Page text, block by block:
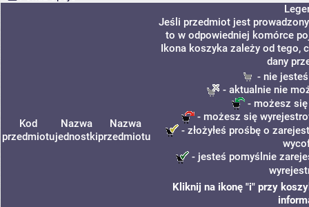
Kod
przedmiotu
Nazwa
jednostki
Nazwa
przedmiotu
Jeśli przedmiot jest
to w odpowiedniej komórce
Ikona koszyka zależy od tego,
dany
- nie
- aktualnie nie
- możesz
- możesz się
- złożyłeś prośbę o
- jesteś pomyślnie
Kliknij na ikonę "i" przy